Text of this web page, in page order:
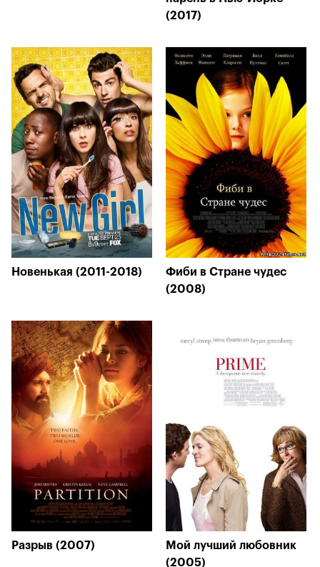
(2017)
Новенькая (2011-2018)
Фиби в Стране чудес
(2008)
Разрыв (2007)
Мой лучший любовник
(2005)